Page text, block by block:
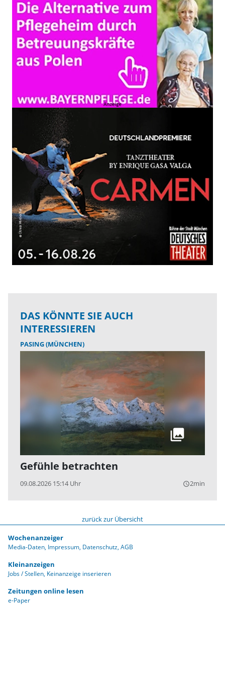
DAS KÖNNTE SIE AUCH
INTERESSIEREN
PASING (MÜNCHEN)
Gefühle betrachten
09.08.2026 15:14 Uhr query_builder2min
zurück zur Übersicht
Wochenanzeiger
Media-Daten Impressum Datenschutz AGB
Kleinanzeigen
Jobs / Stellen Keinanzeige inserieren
Zeitungen online lesen
e-Paper